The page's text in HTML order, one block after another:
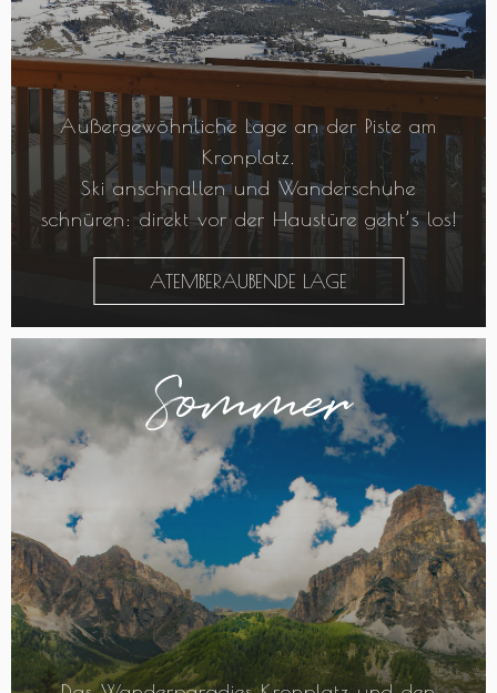
Außergewöhnliche Lage an der Piste am
Kronplatz.
Ski anschnallen und Wanderschuhe
schnüren: direkt vor der Haustüre geht’s los!
ATEMBERAUBENDE LAGE
Sommer